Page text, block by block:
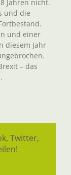
Jahren nicht.
und die
und einer
diesem Jahr
– das
Twitter,